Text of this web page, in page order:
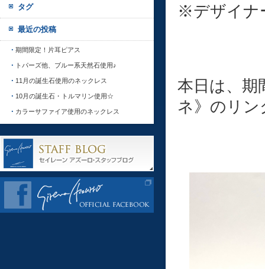
※デザイナ
本日は、期
ネ》のリ
タグ
最近の投稿
期間限定！片耳ピアス
トパーズ他、ブルー系天然石使用♪
11月の誕生石使用のネックレス
10月の誕生石・トルマリン使用☆
カラーサファイア使用のネックレス